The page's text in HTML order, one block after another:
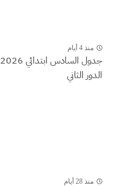
منذ 4 أيام
جدول السادس ابتدائي 2026
الدور الثاني
منذ 28 أيام